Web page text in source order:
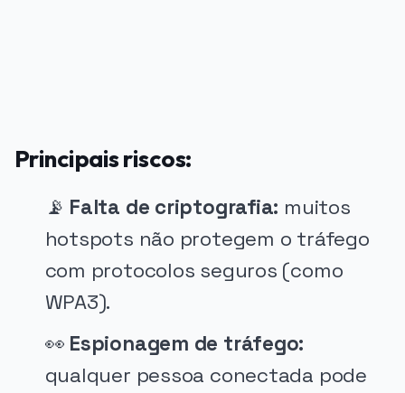
Principais riscos:
📡 Falta de criptografia: muitos
hotspots não protegem o tráfego
com protocolos seguros (como
WPA3).
👀 Espionagem de tráfego:
qualquer pessoa conectada pode